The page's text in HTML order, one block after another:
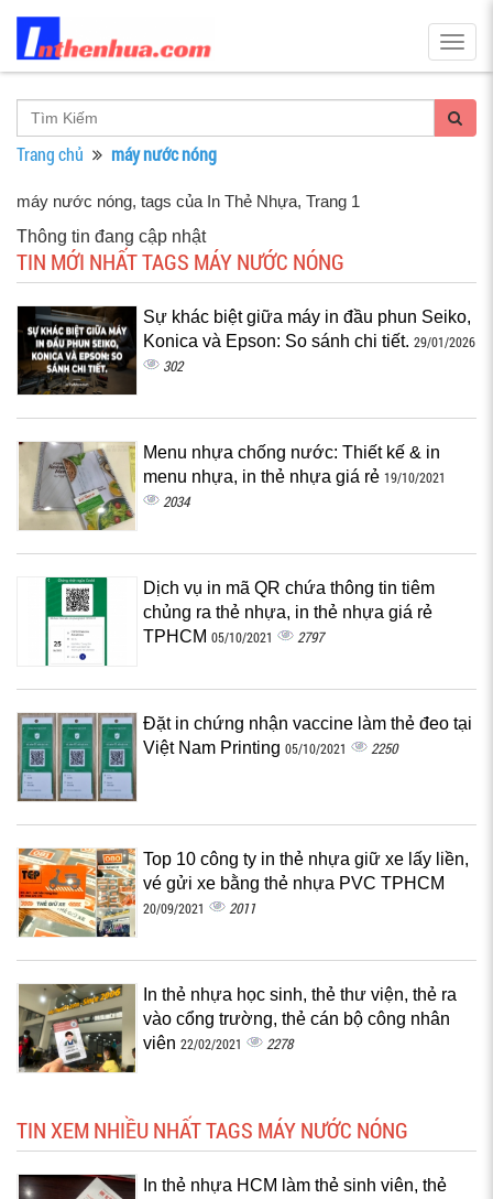
Trang chủ máy nước nóng
máy nước nóng, tags của In Thẻ Nhựa, Trang 1
Thông tin đang cập nhật
TIN MỚI NHẤT TAGS MÁY NƯỚC NÓNG
Sự khác biệt giữa máy in đầu phun Seiko,
Konica và Epson: So sánh chi tiết. 29/01/2026
302
Menu nhựa chống nước: Thiết kế & in
menu nhựa, in thẻ nhựa giá rẻ 19/10/2021
2034
Dịch vụ in mã QR chứa thông tin tiêm
chủng ra thẻ nhựa, in thẻ nhựa giá rẻ
TPHCM 05/10/2021 2797
Đặt in chứng nhận vaccine làm thẻ đeo tại
Việt Nam Printing 05/10/2021 2250
Top 10 công ty in thẻ nhựa giữ xe lấy liền,
vé gửi xe bằng thẻ nhựa PVC TPHCM
20/09/2021 2011
In thẻ nhựa học sinh, thẻ thư viện, thẻ ra
vào cổng trường, thẻ cán bộ công nhân
viên 22/02/2021 2278
TIN XEM NHIỀU NHẤT TAGS MÁY NƯỚC NÓNG
In thẻ nhựa HCM làm thẻ sinh viên, thẻ